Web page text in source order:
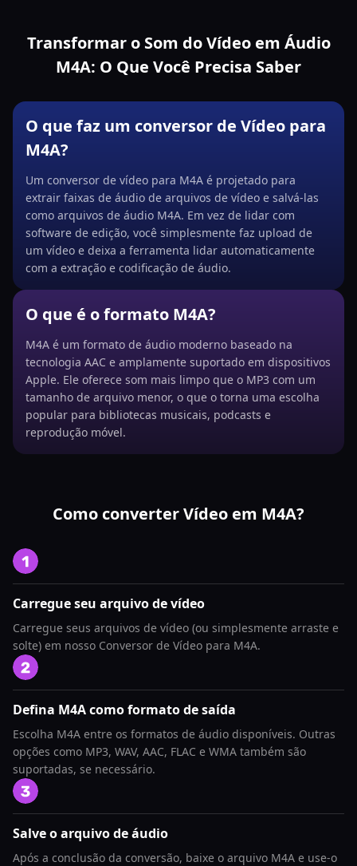
Transformar o Som do Vídeo em Áudio
M4A: O Que Você Precisa Saber
O que faz um conversor de Vídeo para
M4A?
Um conversor de vídeo para M4A é projetado para
extrair faixas de áudio de arquivos de vídeo e salvá-las
como arquivos de áudio M4A. Em vez de lidar com
software de edição, você simplesmente faz upload de
um vídeo e deixa a ferramenta lidar automaticamente
com a extração e codificação de áudio.
O que é o formato M4A?
M4A é um formato de áudio moderno baseado na
tecnologia AAC e amplamente suportado em dispositivos
Apple. Ele oferece som mais limpo que o MP3 com um
tamanho de arquivo menor, o que o torna uma escolha
popular para bibliotecas musicais, podcasts e
reprodução móvel.
Como converter Vídeo em M4A?
Carregue seu arquivo de vídeo
Carregue seus arquivos de vídeo (ou simplesmente arraste e
solte) em nosso Conversor de Vídeo para M4A.
Defina M4A como formato de saída
Escolha M4A entre os formatos de áudio disponíveis. Outras
opções como MP3, WAV, AAC, FLAC e WMA também são
suportadas, se necessário.
Salve o arquivo de áudio
Após a conclusão da conversão, baixe o arquivo M4A e use-o